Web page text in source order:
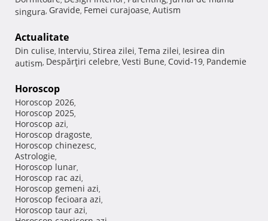
singura, Gravide, Femei curajoase, Autism
Actualitate
Din culise, Interviu, Stirea zilei, Tema zilei, Iesirea din
autism, Despărţiri celebre, Vesti Bune, Covid-19, Pandemie
Horoscop
Horoscop 2026,
Horoscop 2025,
Horoscop azi,
Horoscop dragoste,
Horoscop chinezesc,
Astrologie,
Horoscop lunar,
Horoscop rac azi,
Horoscop gemeni azi,
Horoscop fecioara azi,
Horoscop taur azi,